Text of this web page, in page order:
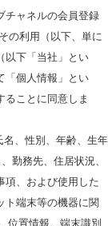
チャネルの会員登録
の利用（以下、単に
以下「当社」とい
「個人情報」とい
ることに同意しま
、性別、年齢、生年
勤務先、住居状況、
項、および使用した
ト端末等の機器に関
位置情報、端末識別